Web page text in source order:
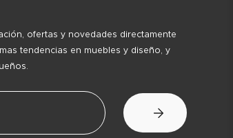
ofertas y novedades directamente
tendencias en muebles y diseño, y